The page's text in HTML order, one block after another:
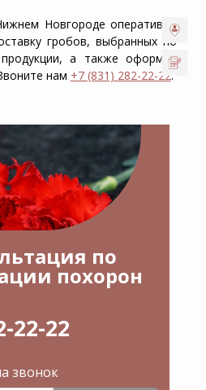
Новгороде оперативно
гробов, выбранных по
продукции, а также оформит
нам +7 (831) 282-22-22.
по
похорон
22-22
звонок